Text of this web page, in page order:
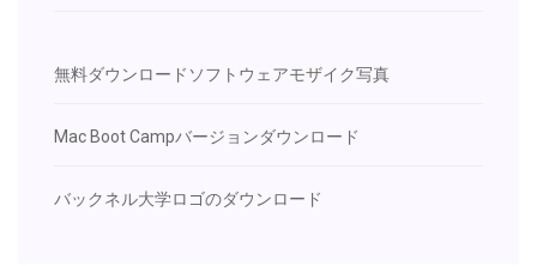
無料ダウンロードソフトウェアモザイク写真
Mac Boot Campバージョンダウンロード
バックネル大学ロゴのダウンロード